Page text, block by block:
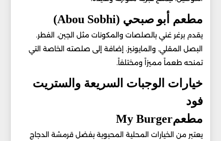
مطعم أبو صبحي (Abou Sobhi)
يقدم برغر غني بالصلصات والمكونات مثل الجبن. الفطر.
البصل المقلي. والمايونيز. إضافة إلى صلصته الخاصة التي
تمنحه طعماً مميزاً ومختلفاً.
خيارات الوجبات السريعة والستريت
فود
مطعمMy Burger
يعتبر من الخيارات المحلية المحبوبة بفضل قرمشة الدجاج